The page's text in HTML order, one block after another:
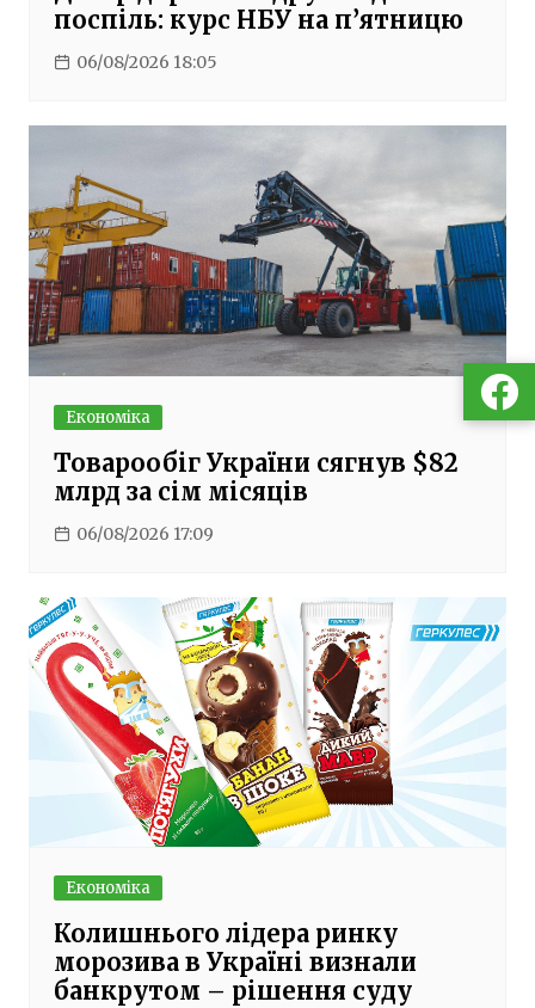
поспіль: курс НБУ на п’ятницю
06/08/2026 18:05
Економіка
Товарообіг України сягнув $82
млрд за сім місяців
06/08/2026 17:09
Економіка
Колишнього лідера ринку
морозива в Україні визнали
банкрутом – рішення суду